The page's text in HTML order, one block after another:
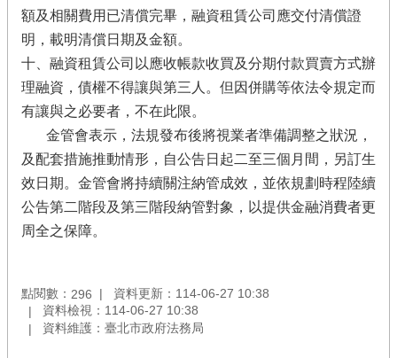
額及相關費用已清償完畢，融資租賃公司應交付清償證
明，載明清償日期及金額。
十、融資租賃公司以應收帳款收買及分期付款買賣方式辦
理融資，債權不得讓與第三人。但因併購等依法令規定而
有讓與之必要者，不在此限。
金管會表示，法規發布後將視業者準備調整之狀況，
及配套措施推動情形，自公告日起二至三個月間，另訂生
效日期。金管會將持續關注納管成效，並依規劃時程陸續
公告第二階段及第三階段納管對象，以提供金融消費者更
周全之保障。
點閱數： 296
資料更新：114-06-27 10:38
資料檢視：114-06-27 10:38
資料維護：臺北市政府法務局